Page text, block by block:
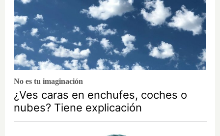
No es tu imaginación
¿Ves caras en enchufes, coches o
nubes? Tiene explicación